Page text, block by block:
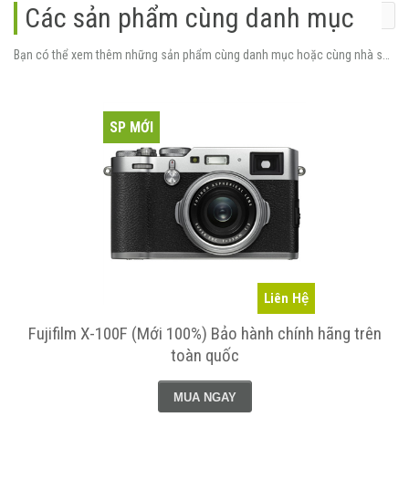
Các sản phẩm cùng danh mục
Liên Hệ
SP MỚI
Fujifilm X-100F (Mới 100%) Bảo hành chính hãng trên
toàn quốc
MUA NGAY